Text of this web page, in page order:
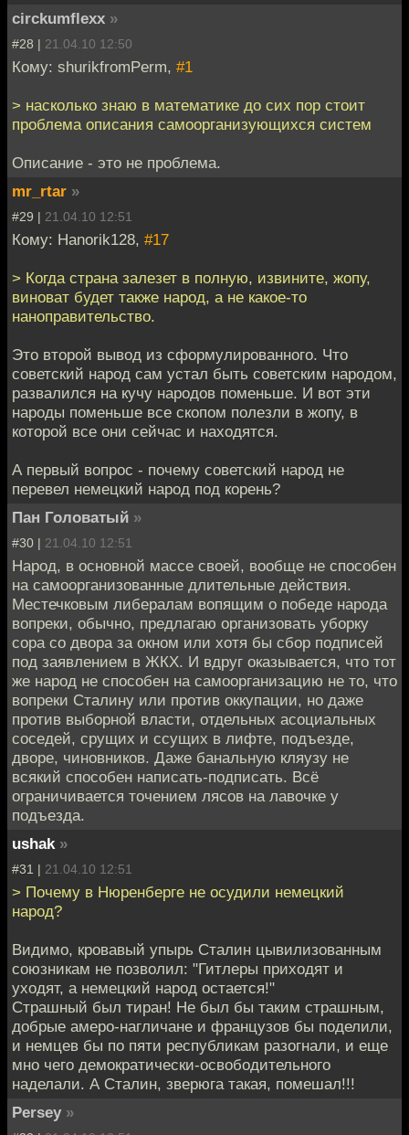
circkumflexx »
#28 | 21.04.10 12:50
Кому: shurikfromPerm, #1
> насколько знаю в математике до сих пор стоит
проблема описания самоорганизующихся систем
Описание - это не проблема.
mr_rtar »
#29 | 21.04.10 12:51
Кому: Hanorik128, #17
> Когда страна залезет в полную, извините, жопу,
виноват будет также народ, а не какое-то
наноправительство.
Это второй вывод из сформулированного. Что
советский народ сам устал быть советским народом,
развалился на кучу народов поменьше. И вот эти
народы поменьше все скопом полезли в жопу, в
которой все они сейчас и находятся.
А первый вопрос - почему советский народ не
перевел немецкий народ под корень?
Пан Головатый »
#30 | 21.04.10 12:51
Народ, в основной массе своей, вообще не способен
на самоорганизованные длительные действия.
Местечковым либералам вопящим о победе народа
вопреки, обычно, предлагаю организовать уборку
сора со двора за окном или хотя бы сбор подписей
под заявлением в ЖКХ. И вдруг оказывается, что тот
же народ не способен на самоорганизацию не то, что
вопреки Сталину или против оккупации, но даже
против выборной власти, отдельных асоциальных
соседей, срущих и ссущих в лифте, подъезде,
дворе, чиновников. Даже банальную кляузу не
всякий способен написать-подписать. Всё
ограничивается точением лясов на лавочке у
подъезда.
ushak »
#31 | 21.04.10 12:51
> Почему в Нюренберге не осудили немецкий
народ?
Видимо, кровавый упырь Сталин цывилизованным
союзникам не позволил: "Гитлеры приходят и
уходят, а немецкий народ остается!"
Страшный был тиран! Не был бы таким страшным,
добрые амеро-нагличане и французов бы поделили,
и немцев бы по пяти республикам разогнали, и еще
мно чего демократически-освободительного
наделали. А Сталин, зверюга такая, помешал!!!
Persey »